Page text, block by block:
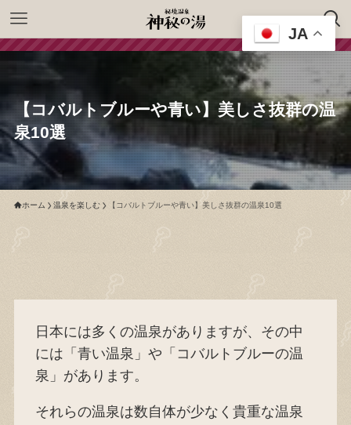
【コバルトブルーや青い】美しさ抜群の温
泉10選
ホーム 温泉を楽しむ 【コバルトブルーや青い】美しさ抜群の温泉10選
日本には多くの温泉がありますが、その中
には「青い温泉」や「コバルトブルーの温
泉」があります。
それらの温泉は数自体が少なく貴重な温泉
JA